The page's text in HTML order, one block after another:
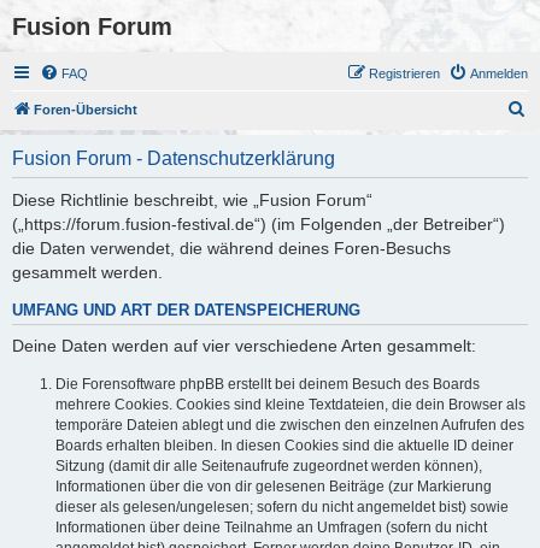
Fusion Forum
FAQ Anmelden
Registrieren
Foren-Übersicht
Fusion Forum - Datenschutzerklärung
Diese Richtlinie beschreibt, wie „Fusion Forum“
(„https://forum.fusion-festival.de“) (im Folgenden „der Betreiber“)
die Daten verwendet, die während deines Foren-Besuchs
gesammelt werden.
UMFANG UND ART DER DATENSPEICHERUNG
Deine Daten werden auf vier verschiedene Arten gesammelt:
Die Forensoftware phpBB erstellt bei deinem Besuch des Boards
mehrere Cookies. Cookies sind kleine Textdateien, die dein Browser als
temporäre Dateien ablegt und die zwischen den einzelnen Aufrufen des
Boards erhalten bleiben. In diesen Cookies sind die aktuelle ID deiner
Sitzung (damit dir alle Seitenaufrufe zugeordnet werden können),
Informationen über die von dir gelesenen Beiträge (zur Markierung
dieser als gelesen/ungelesen; sofern du nicht angemeldet bist) sowie
Informationen über deine Teilnahme an Umfragen (sofern du nicht